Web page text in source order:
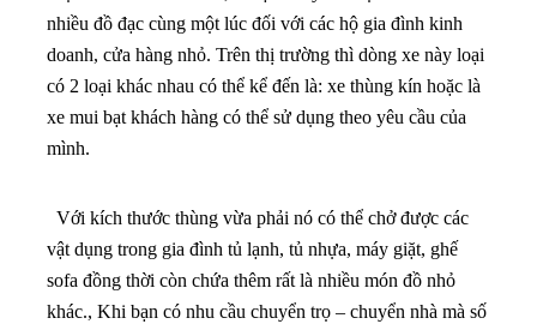
nhiều đồ đạc cùng một lúc đối với các hộ gia đình kinh
doanh, cửa hàng nhỏ. Trên thị trường thì dòng xe này loại
có 2 loại khác nhau có thể kể đến là: xe thùng kín hoặc là
xe mui bạt khách hàng có thể sử dụng theo yêu cầu của
mình.
Với kích thước thùng vừa phải nó có thể chở được các
vật dụng trong gia đình tủ lạnh, tủ nhựa, máy giặt, ghế
sofa đồng thời còn chứa thêm rất là nhiều món đồ nhỏ
khác., Khi bạn có nhu cầu chuyển trọ – chuyển nhà mà số